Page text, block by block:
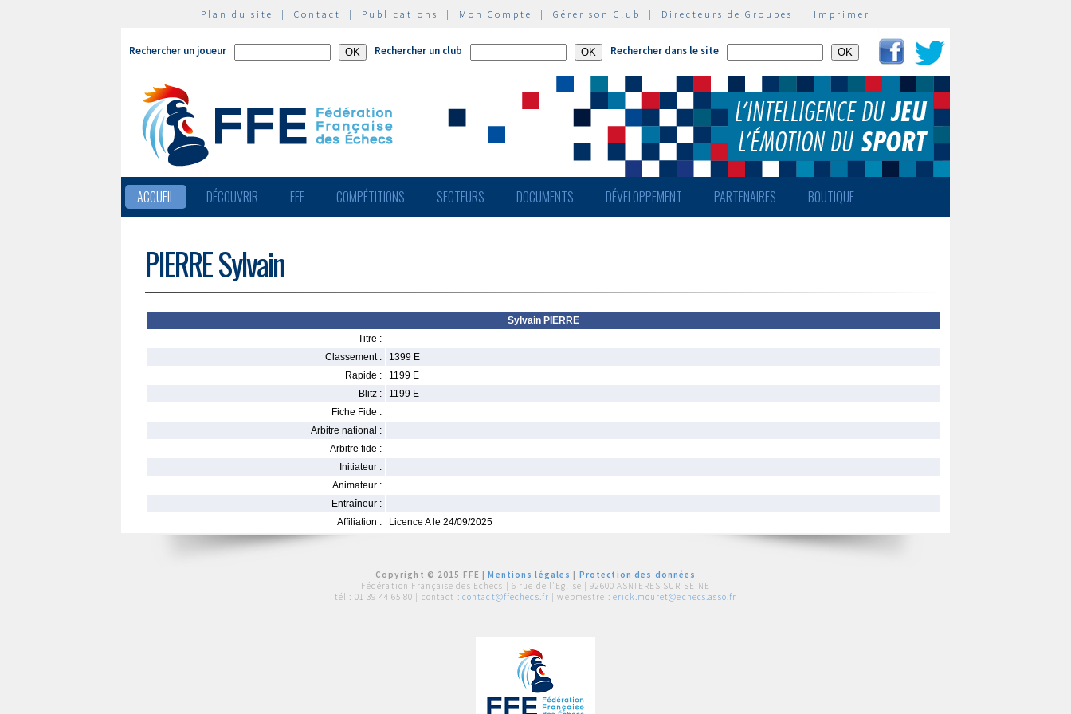
Plan du site | Contact | Publications | Mon Compte | Gérer son Club | Directeurs de Groupes | Imprimer
Rechercher un joueur Rechercher un club Rechercher dans le site
ACCUEIL DÉCOUVRIR FFE COMPÉTITIONS SECTEURS DOCUMENTS DÉVELOPPEMENT PARTENAIRES BOUTIQUE
PIERRE Sylvain
Sylvain PIERRE
Titre :
Classement :
1399 E
Rapide :
1199 E
Blitz :
1199 E
Fiche Fide :
Arbitre national :
Arbitre fide :
Initiateur :
Animateur :
Entraîneur :
Affiliation :
Licence A le 24/09/2025
Copyright © 2015 FFE |Mentions légales
Protection des données
Fédération Française des Echecs | 6 rue de l'Eglise | 92600 ASNIERES SUR SEINE
tél : 01 39 44 65 80 | contact : contact@ffechecs.fr | webmestre : erick.mouret@echecs.asso.fr